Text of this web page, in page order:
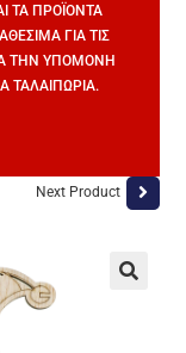
ΤΑ ΠΡΟΪΌΝΤΑ
ΓΙΑ ΤΙΣ
ΤΗΝ ΥΠΟΜΟΝΉ
ΤΑΛΑΙΠΩΡΊΑ.
Next Product